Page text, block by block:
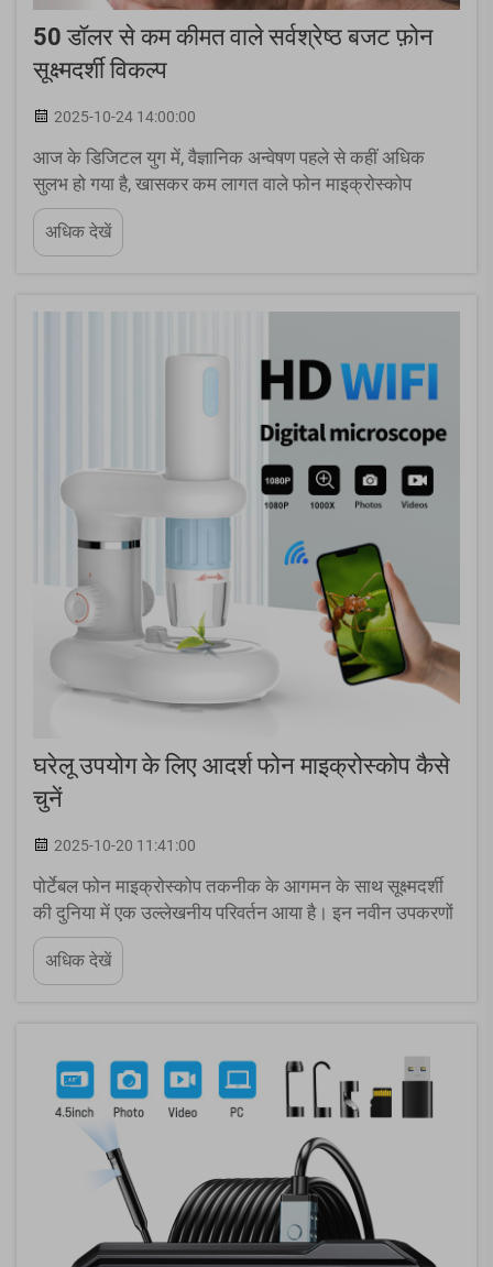
50 डॉलर से कम कीमत वाले सर्वश्रेष्ठ बजट फ़ोन
सूक्ष्मदर्शी विकल्प
2025-10-24 14:00:00
आज के डिजिटल युग में, वैज्ञानिक अन्वेषण पहले से कहीं अधिक
सुलभ हो गया है, खासकर कम लागत वाले फोन माइक्रोस्कोप
अटैचमेंट और हैंडहेल्ड उपकरणों के आने के बाद। ये नवीन उपकरण
आपके स्मार्टफोन को एक शक्तिशाली आवर्धक में बदल देते हैं...
अधिक देखें
घरेलू उपयोग के लिए आदर्श फोन माइक्रोस्कोप कैसे
चुनें
2025-10-20 11:41:00
पोर्टेबल फोन माइक्रोस्कोप तकनीक के आगमन के साथ सूक्ष्मदर्शी
की दुनिया में एक उल्लेखनीय परिवर्तन आया है। इन नवीन उपकरणों
ने हमारे घरों की सुविधा से सूक्ष्म दुनिया की खोज करने के तरीके को
क्रांतिकारी ढंग से बदल दिया है, जिससे विज्ञान...
अधिक देखें